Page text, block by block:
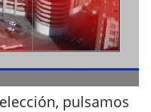
pulsamos